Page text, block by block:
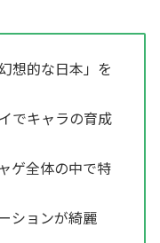
想的な日本」を
でキャラの育成
ゲ全体の中で特
ションが綺麗